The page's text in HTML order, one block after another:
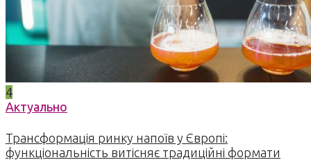
4
Актуально
Трансформація ринку напоїв у Європі:
функціональність витісняє традиційні формати